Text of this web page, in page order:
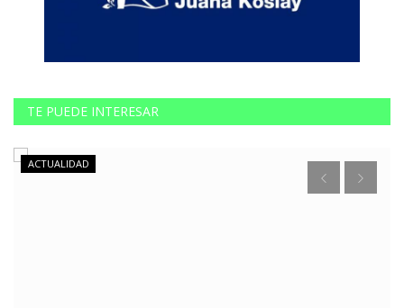
TE PUEDE INTERESAR
ACTUALIDAD